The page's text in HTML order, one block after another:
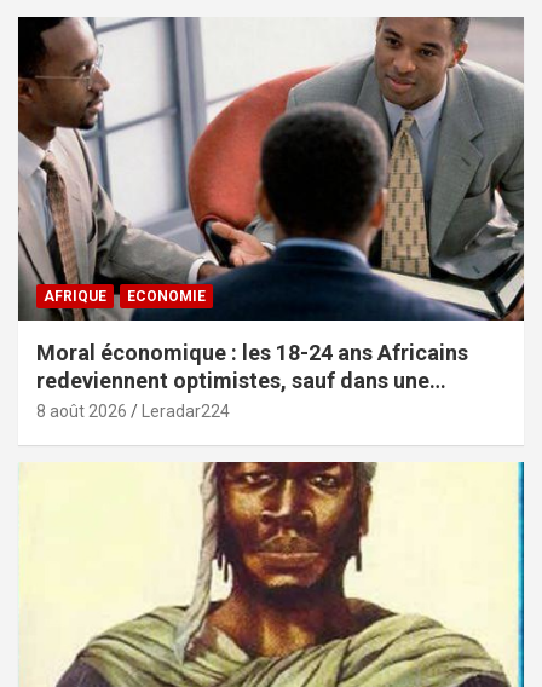
AFRIQUE ECONOMIE
Moral économique : les 18-24 ans Africains
redeviennent optimistes, sauf dans une
poignée de pays (African Youth Survey 2026)
8 août 2026 Leradar224